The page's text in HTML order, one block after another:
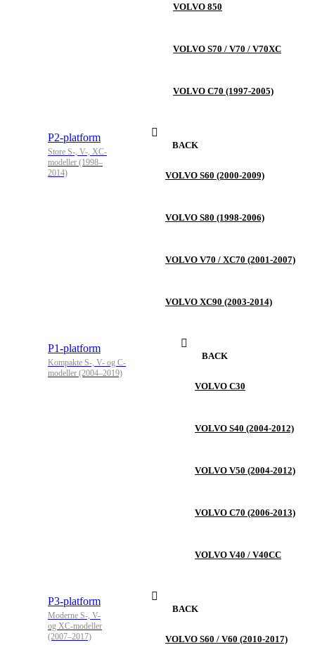
VOLVO 850
VOLVO S70 / V70 / V70XC
VOLVO C70 (1997-2005)
P2-platform
Store S-, V-, XC-
modeller (1998–
2014)
BACK
VOLVO S60 (2000-2009)
VOLVO S80 (1998-2006)
VOLVO V70 / XC70 (2001-2007)
VOLVO XC90 (2003-2014)
P1-platform
Kompakte S-, V- og C-
modeller (2004–2019)
BACK
VOLVO C30
VOLVO S40 (2004-2012)
VOLVO V50 (2004-2012)
VOLVO C70 (2006-2013)
VOLVO V40 / V40CC
P3-platform
Moderne S-, V-
og XC-modeller
(2007–2017)
BACK
VOLVO S60 / V60 (2010-2017)